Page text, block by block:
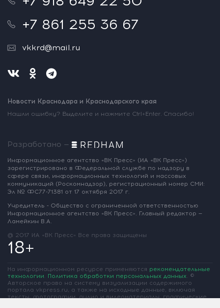
+7 861 255 36 67
vkkrd@mail.ru
Новости Краснодара и Краснодарского края
Нашли ошибку? Выделите и нажмите Ctrl+Enter. Спасибо!
Разработано —
Информационное агентство «ВК Пресс» (ИА «ВК Пресс»)
зарегистрировано в Федеральной службе по надзору в
сфере связи, информационных технологий и массовых
коммуникаций (Роскомнадзор), регистрационный номер СМИ:
Эл № ФС77-71381 от 17 октября 2017 г.
Учредитель - Общество с ограниченной ответственностью
Информационное агентство «ВК Пресс». Главный редактор —
Ламейкин В.А.
@ 2017 ИА «ВК Пресс» Все права защищены
18+
На информационном ресурсе применяются рекомендательные
технологии. Политика обработки персональных данных. ©
Авторское право на систему визуализации содержимого
портала vkpress.ru, а также на исходные данные, включая
тексты, фотографии, аудио и видеоматериалы, графические